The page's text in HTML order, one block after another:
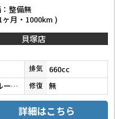
整備無
月・1000km )
貝塚店
排気 660cc
デニムブルーメタリック／ミネラルグレー 修復 無
詳細はこちら